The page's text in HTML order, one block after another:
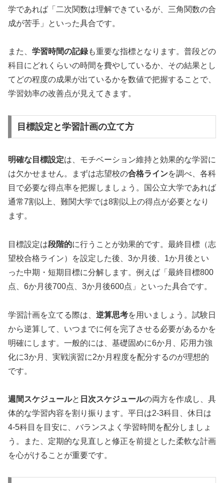
学であれば「二次関数は理解できているが、三角関数の合
成が苦手」といった具合です。
また、 学習時間の記録も重要な指標となります。普段どの
科目にどれくらいの時間を費やしているか、その結果とし
てどの程度の成果が出ているかを数値で把握することで、
学習効率の改善点が見えてきます。
目標設定と学習計画の立て方
明確な目標設定は、モチベーション維持と効果的な学習に
は欠かせません。まずは志望校の合格ラインを調べ、各科
目で必要な得点率を把握しましょう。国公立大学であれば
通常7割以上、難関大学では8割以上の得点が必要となり
ます。
目標設定は段階的に行うことが効果的です。最終目標（志
望校合格ライン）を設定した後、3か月後、1か月後とい
った中期・短期目標に分解します。例えば「最終目標800
点、6か月後700点、3か月後600点」といった具合です。
学習計画を立てる際は、 逆算思考を用いましょう。試験日
から逆算して、いつまでに何を完了させる必要があるかを
明確にします。一般的には、基礎固めに6か月、応用力強
化に3か月、実戦演習に2か月程度を配分するのが理想的
です。
週間スケジュールと 日次スケジュールの両方を作成し、具
体的な学習内容を割り振ります。平日は2-3科目、休日は
4-5科目を目安に、バランスよく学習時間を配分しましょ
う。また、定期的な見直しと修正を前提とした柔軟な計画
を心がけることが重要です。